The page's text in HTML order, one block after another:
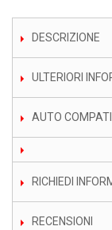
DESCRIZIONE
ULTERIORI
AUTO
RICHIEDI
RECENSIONI